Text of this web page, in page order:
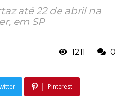
até 22 de abril na
em SP
1211 0
Pinterest